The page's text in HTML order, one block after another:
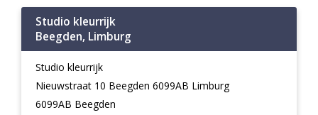
Studio kleurrijk
Beegden, Limburg
Studio kleurrijk
Nieuwstraat 10 Beegden 6099AB Limburg
6099AB Beegden